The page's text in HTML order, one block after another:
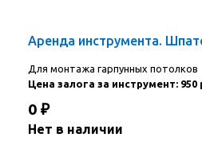
Аренда инструмента.
Для монтажа гарпунных потолков
Цена залога за инструмент: 950
0 ₽
Нет в наличии